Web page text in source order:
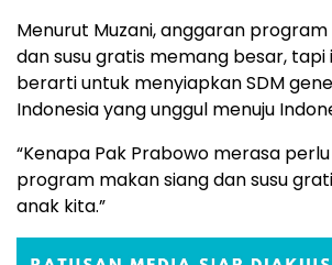
Menurut Muzani, anggaran
dan susu gratis memang besar, tapi
berarti untuk menyiapkan SDM
Indonesia yang unggul menuju
“Kenapa Pak Prabowo merasa
program makan siang dan susu
anak kita.”